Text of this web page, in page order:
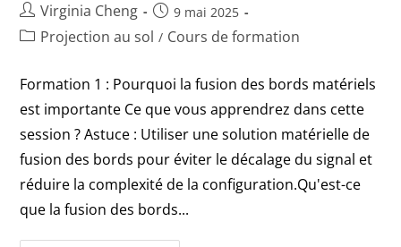
Virginia Cheng 9 mai 2025
Projection au sol / Cours de formation
Formation 1 : Pourquoi la fusion des bords matériels
est importante Ce que vous apprendrez dans cette
session ? Astuce : Utiliser une solution matérielle de
fusion des bords pour éviter le décalage du signal et
réduire la complexité de la configuration.Qu'est-ce
que la fusion des bords...